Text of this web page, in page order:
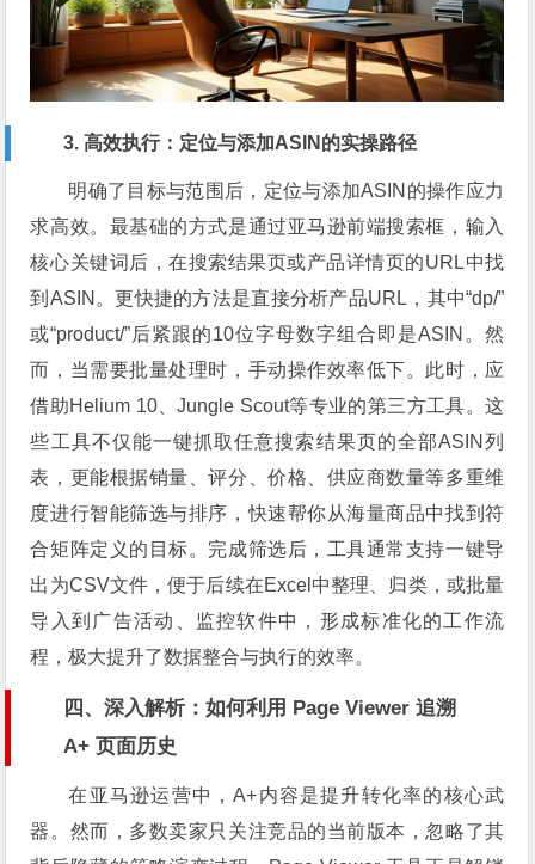
3. 高效执行：定位与添加ASIN的实操路径
明确了目标与范围后，定位与添加ASIN的操作应力
求高效。最基础的方式是通过亚马逊前端搜索框，输入
核心关键词后，在搜索结果页或产品详情页的URL中找
到ASIN。更快捷的方法是直接分析产品URL，其中“dp/”
或“product/”后紧跟的10位字母数字组合即是ASIN。然
而，当需要批量处理时，手动操作效率低下。此时，应
借助Helium 10、Jungle Scout等专业的第三方工具。这
些工具不仅能一键抓取任意搜索结果页的全部ASIN列
表，更能根据销量、评分、价格、供应商数量等多重维
度进行智能筛选与排序，快速帮你从海量商品中找到符
合矩阵定义的目标。完成筛选后，工具通常支持一键导
出为CSV文件，便于后续在Excel中整理、归类，或批量
导入到广告活动、监控软件中，形成标准化的工作流
程，极大提升了数据整合与执行的效率。
四、深入解析：如何利用 Page Viewer 追溯
A+ 页面历史
在亚马逊运营中，A+内容是提升转化率的核心武
器。然而，多数卖家只关注竞品的当前版本，忽略了其